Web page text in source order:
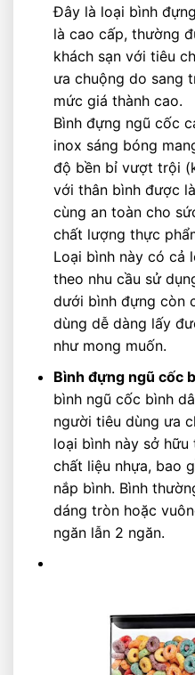
Đây là loại bình
là cao cấp, thường
khách sạn với tiêu
ưa chuộng do sang
mức giá thành cao.
Bình đựng ngũ cốc
inox sáng bóng
độ bền bỉ vượt trội
với thân bình được
cùng an toàn cho
chất lượng thực
Loại bình này có cả
theo nhu cầu sử
dưới bình đựng còn
dùng dễ dàng lấy
như mong muốn.
Bình đựng ngũ cốc
bình ngũ cốc bình
người tiêu dùng ưa
loại bình này sở
chất liệu nhựa, bao
nắp bình. Bình
dáng tròn hoặc
ngăn lẫn 2 ngăn.